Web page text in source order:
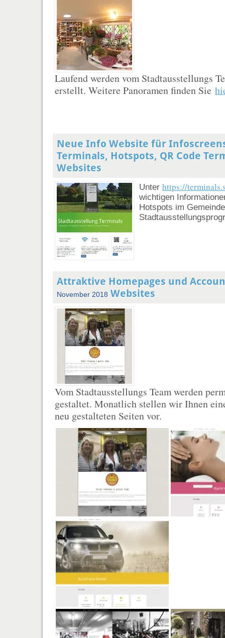
Laufend werden vom Stadtausstellungs
erstellt. Weitere Panoramen finden Sie
Neue Info Website für
Terminals, Hotspots, QR Code
Websites
Unter https://
wichtigen
Hotspots im
Attraktive Homepages und
November 2018 Websites
Vom Stadtausstellungs Team werden
gestaltet. Monatlich stellen wir Ihnen
neu gestalteten Seiten vor.